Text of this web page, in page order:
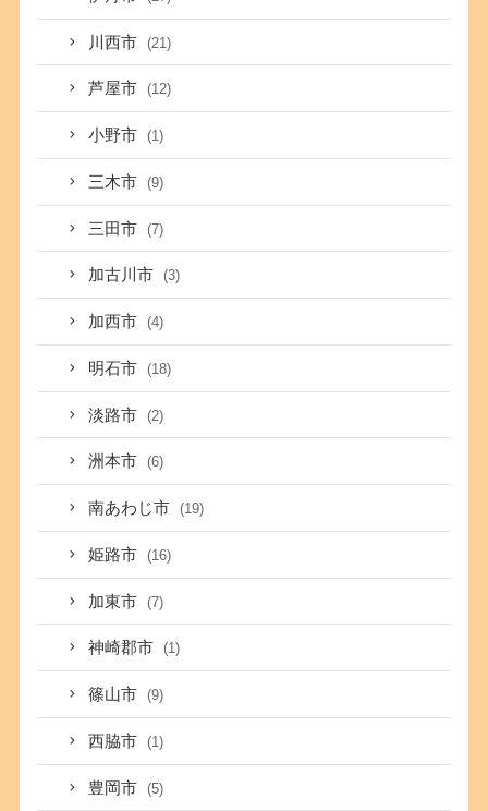
川西市 (21)
芦屋市 (12)
小野市 (1)
三木市 (9)
三田市 (7)
加古川市 (3)
加西市 (4)
明石市 (18)
淡路市 (2)
洲本市 (6)
南あわじ市 (19)
姫路市 (16)
加東市 (7)
神崎郡市 (1)
篠山市 (9)
西脇市 (1)
豊岡市 (5)